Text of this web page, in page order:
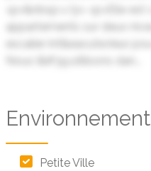
Environnement
Petite Ville